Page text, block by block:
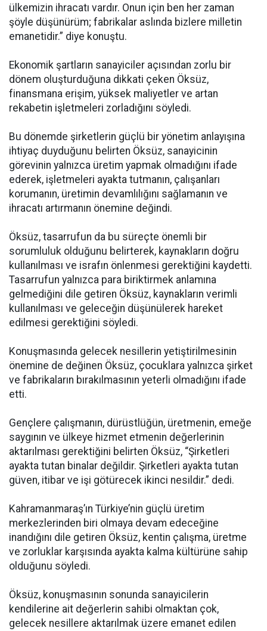
ülkemizin ihracatı vardır. Onun için ben her zaman
şöyle düşünürüm; fabrikalar aslında bizlere milletin
emanetidir.” diye konuştu.
Ekonomik şartların sanayiciler açısından zorlu bir
dönem oluşturduğuna dikkati çeken Öksüz,
finansmana erişim, yüksek maliyetler ve artan
rekabetin işletmeleri zorladığını söyledi.
Bu dönemde şirketlerin güçlü bir yönetim anlayışına
ihtiyaç duyduğunu belirten Öksüz, sanayicinin
görevinin yalnızca üretim yapmak olmadığını ifade
ederek, işletmeleri ayakta tutmanın, çalışanları
korumanın, üretimin devamlılığını sağlamanın ve
ihracatı artırmanın önemine değindi.
Öksüz, tasarrufun da bu süreçte önemli bir
sorumluluk olduğunu belirterek, kaynakların doğru
kullanılması ve israfın önlenmesi gerektiğini kaydetti.
Tasarrufun yalnızca para biriktirmek anlamına
gelmediğini dile getiren Öksüz, kaynakların verimli
kullanılması ve geleceğin düşünülerek hareket
edilmesi gerektiğini söyledi.
Konuşmasında gelecek nesillerin yetiştirilmesinin
önemine de değinen Öksüz, çocuklara yalnızca şirket
ve fabrikaların bırakılmasının yeterli olmadığını ifade
etti.
Gençlere çalışmanın, dürüstlüğün, üretmenin, emeğe
saygının ve ülkeye hizmet etmenin değerlerinin
aktarılması gerektiğini belirten Öksüz, “Şirketleri
ayakta tutan binalar değildir. Şirketleri ayakta tutan
güven, itibar ve işi götürecek ikinci nesildir.” dedi.
Kahramanmaraş’ın Türkiye’nin güçlü üretim
merkezlerinden biri olmaya devam edeceğine
inandığını dile getiren Öksüz, kentin çalışma, üretme
ve zorluklar karşısında ayakta kalma kültürüne sahip
olduğunu söyledi.
Öksüz, konuşmasının sonunda sanayicilerin
kendilerine ait değerlerin sahibi olmaktan çok,
gelecek nesillere aktarılmak üzere emanet edilen